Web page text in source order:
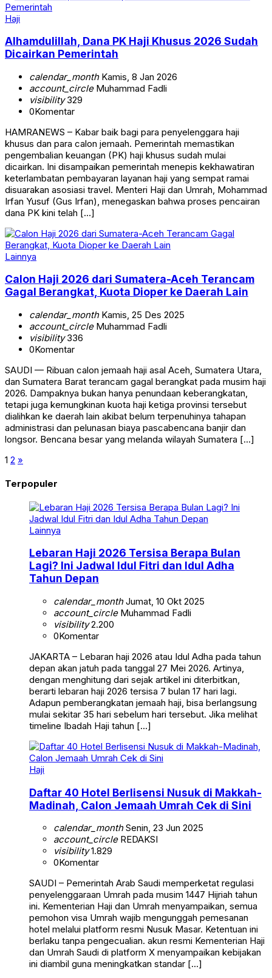
Haji
Alhamdulillah, Dana PK Haji Khusus 2026 Sudah
Dicairkan Pemerintah
calendar_monthKamis, 8 Jan 2026
account_circleMuhammad Fadli
visibility329
0Komentar
HAMRANEWS – Kabar baik bagi para penyelenggara haji
khusus dan para calon jemaah. Pemerintah memastikan
pengembalian keuangan (PK) haji khusus sudah mulai
dicairkan. Ini disampaikan pemerintah menepis kekhawatiran
keterlambatan pembayaran layanan haji yang sempat ramai
disuarakan asosiasi travel. Menteri Haji dan Umrah, Mohammad
Irfan Yusuf (Gus Irfan), menegaskan bahwa proses pencairan
dana PK kini telah […]
Lainnya
Calon Haji 2026 dari Sumatera-Aceh Terancam
Gagal Berangkat, Kuota Dioper ke Daerah Lain
calendar_monthKamis, 25 Des 2025
account_circleMuhammad Fadli
visibility336
0Komentar
SAUDI — Ribuan calon jemaah haji asal Aceh, Sumatera Utara,
dan Sumatera Barat terancam gagal berangkat pada musim haji
2026. Dampaknya bukan hanya penundaan keberangkatan,
tetapi juga kemungkinan kuota haji ketiga provinsi tersebut
dialihkan ke daerah lain akibat belum terpenuhinya tahapan
administrasi dan pelunasan biaya pascabencana banjir dan
longsor. Bencana besar yang melanda wilayah Sumatera […]
1 2 »
Terpopuler
Lainnya
Lebaran Haji 2026 Tersisa Berapa Bulan
Lagi? Ini Jadwal Idul Fitri dan Idul Adha
Tahun Depan
calendar_monthJumat, 10 Okt 2025
account_circleMuhammad Fadli
visibility2.200
0Komentar
JAKARTA – Lebaran haji 2026 atau Idul Adha pada tahun
depan akan jatuh pada tanggal 27 Mei 2026. Artinya,
dengan menghitung dari sejak artikel ini diterbitkan,
berarti lebaran haji 2026 tersisa 7 bulan 17 hari lagi.
Adapun pemberangkatan jemaah haji, bisa berlangsung
mulai sekitar 35 hari sebelum hari tersebut. Jika melihat
timeline Ibadah Haji tahun […]
Haji
Daftar 40 Hotel Berlisensi Nusuk di Makkah-
Madinah, Calon Jemaah Umrah Cek di Sini
calendar_monthSenin, 23 Jun 2025
account_circleREDAKSI
visibility1.829
0Komentar
SAUDI – Pemerintah Arab Saudi memperketat regulasi
penyelenggaraan Umrah pada musim 1447 Hijriah tahun
ini. Kementerian Haji dan Umrah menyampaikan, semua
pemohon visa Umrah wajib mengunggah pemesanan
hotel melalui platform resmi Nusuk Masar. Ketentuan ini
berlaku tanpa pengecualian. akun resmi Kementerian Haji
dan Umrah Saudi di platform X menyampaikan kebijakan
ini diambil guna meningkatkan standar […]